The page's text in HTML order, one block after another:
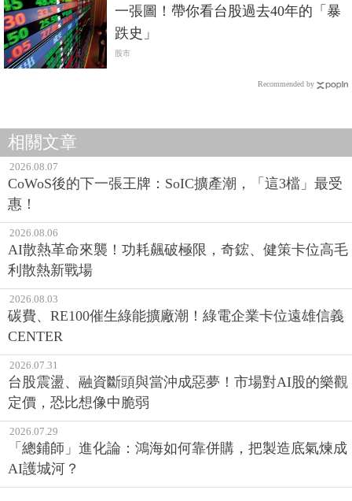
一張圖！帶你看台股過去40年的「暴
跌史」
股市
Recommended by
相關文章
2026.08.07
CoWoS後的下一張王牌：SoIC擴產潮，「這3檔」最受
惠！
2026.08.06
AI散熱革命來襲！功耗飆破極限，奇鋐、健策卡位高毛
利散熱新戰場
2026.08.03
碳費、RE100催生綠能擴廠潮！綠電企業卡位遠雄信義
CENTER
2026.07.31
台股震盪、融資斷頭與當沖成惡夢！市場對AI股的樂觀
定價，恐比想像中脆弱
2026.07.29
「總鋪師」進化論：鴻海如何靠併購，把製造底氣煉成
AI護城河？